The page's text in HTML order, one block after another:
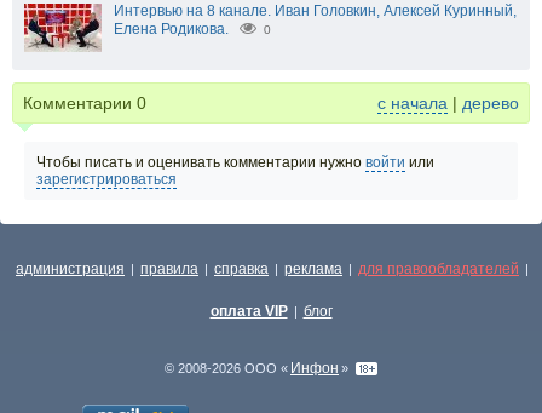
Интервью на 8 канале. Иван Головкин, Алексей Куринный,
Елена Родикова.
0
Комментарии 0 с начала | дерево
Чтобы писать и оценивать комментарии нужно войти или
зарегистрироваться
администрация | правила | справка | реклама | для правообладателей |
оплата VIP | блог
© 2008-2026 ООО « Инфон »